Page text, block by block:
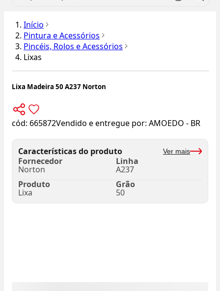
Início
Pintura e Acessórios
Pincéis, Rolos e Acessórios
Lixas
Lixa Madeira 50 A237 Norton
cód: 665872Vendido e entregue por: AMOEDO - BR
Características do produto Ver mais
Fornecedor
Norton
Linha
A237
Produto
Lixa
Grão
50